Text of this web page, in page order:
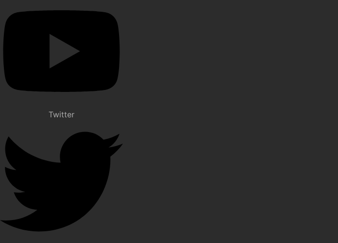
Twitter